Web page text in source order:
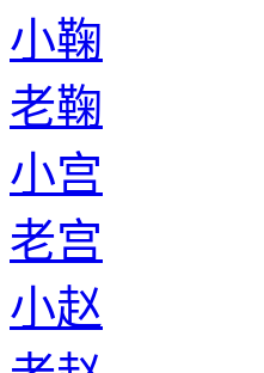
小鞠
老鞠
小宫
老宫
小赵